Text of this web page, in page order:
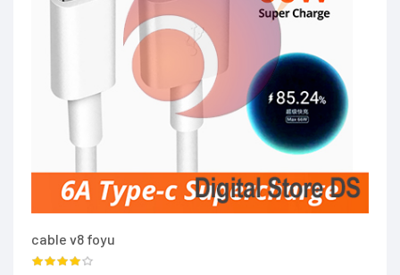
cable v8 foyu